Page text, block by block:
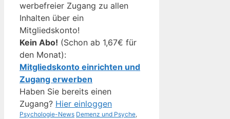
werbefreier Zugang zu allen
Inhalten über ein
Mitgliedskonto!
Kein Abo! (Schon ab 1,67€ für
den Monat):
Mitgliedskonto einrichten und
Zugang erwerben
Haben Sie bereits einen
Zugang? Hier einloggen
Kategorien
Psychologie-News Schlagwörter
Demenz und Psyche,